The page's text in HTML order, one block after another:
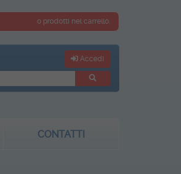
0 prodotti nel carrello.
Accedi
CONTATTI